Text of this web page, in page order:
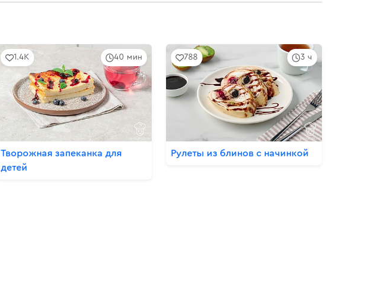
40 мин
1.4K
Творожная запеканка для
детей
3 ч
788
Рулеты из блинов с начинкой